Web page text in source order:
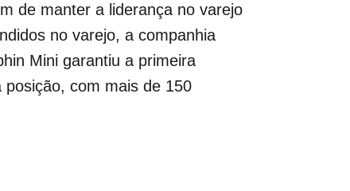
de manter a liderança no varejo
no varejo, a companhia
Mini garantiu a primeira
com mais de 150